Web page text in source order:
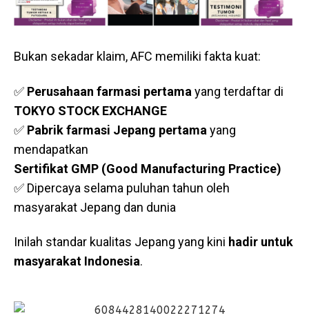
Bukan sekadar klaim, AFC memiliki fakta kuat:
✅ Perusahaan farmasi pertama yang terdaftar di
TOKYO STOCK EXCHANGE
✅ Pabrik farmasi Jepang pertama yang
mendapatkan
Sertifikat GMP (Good Manufacturing Practice)
✅ Dipercaya selama puluhan tahun oleh
masyarakat Jepang dan dunia
Inilah standar kualitas Jepang yang kini hadir untuk
masyarakat Indonesia.